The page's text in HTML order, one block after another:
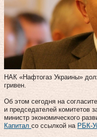
НАК «Нафтогаз Украины»
гривен.
Об этом сегодня на
и председателей комитетов
министр экономического
Капитал со ссылкой на РБК-